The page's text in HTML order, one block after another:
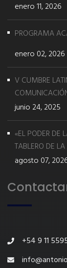
enero 11, 2026
PROGRAMA
enero 02, 2026
V CUMBRE
junio 24, 2025
«EL PODER DE
TABLERO DE
agosto 07,
+54 9 11